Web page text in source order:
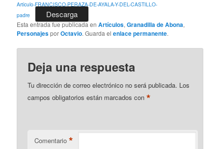
Articulo-FRANCISCO-PERAZA-DE-AYALA-Y-DEL-CASTILLO-
padre
Descarga
Esta entrada fue publicada enArtículos,Granadilla de Abona,
PersonajesporOctavio. Guarda elenlace permanente.
Deja una respuesta
Tu dirección de correo electrónico no será publicada. Los
campos obligatorios están marcados con*
Comentario *